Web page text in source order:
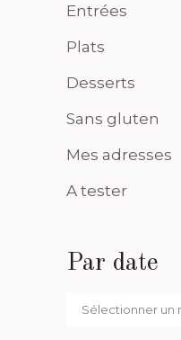
Entrées
Plats
Desserts
Sans gluten
Mes adresses
A tester
Par date
Par